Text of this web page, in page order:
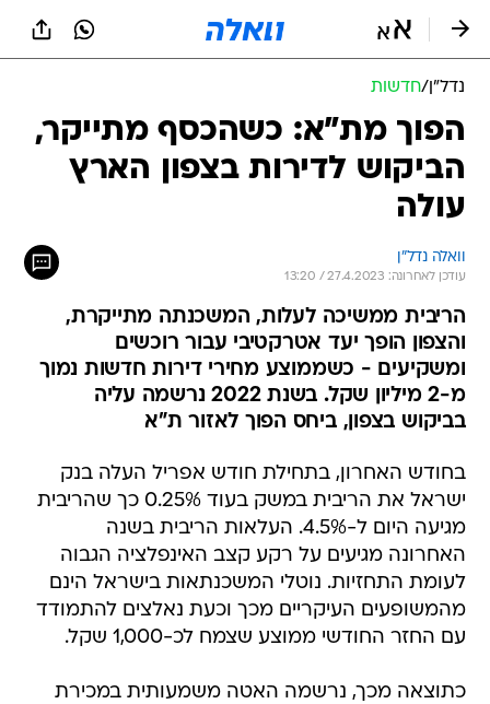
נדל״ן/חדשות
הפוך מת"א: כשהכסף מתייקר,
הביקוש לדירות בצפון הארץ
עולה
וואלה נדל"ן
עודכן לאחרונה: 27.4.2023 / 13:20
הריבית ממשיכה לעלות, המשכנתה מתייקרת,
והצפון הופך יעד אטרקטיבי עבור רוכשים
ומשקיעים - כשממוצע מחירי דירות חדשות נמוך
מ-2 מיליון שקל. בשנת 2022 נרשמה עליה
בביקוש בצפון, ביחס הפוך לאזור ת"א
בחודש האחרון, בתחילת חודש אפריל העלה בנק
ישראל את הריבית במשק בעוד 0.25% כך שהריבית
מגיעה היום ל-4.5%. העלאות הריבית בשנה
האחרונה מגיעים על רקע קצב האינפלציה הגבוה
לעומת התחזיות. נוטלי המשכנתאות בישראל הינם
מהמשופעים העיקריים מכך וכעת נאלצים להתמודד
עם החזר החודשי ממוצע שצמח לכ-1,000 שקל.
כתוצאה מכך, נרשמה האטה משמעותית במכירת